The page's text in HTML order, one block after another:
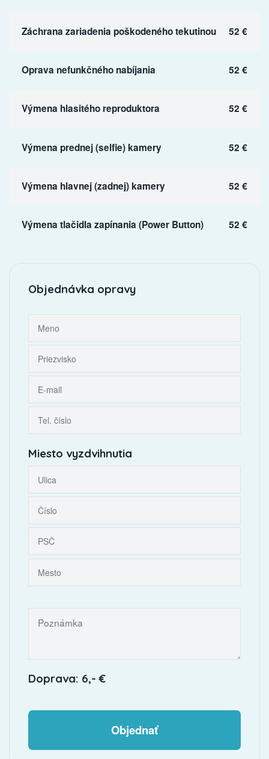
Záchrana zariadenia poškodeného tekutinou 52 €
Oprava nefunkčného nabíjania 52 €
Výmena hlasitého reproduktora 52 €
Výmena prednej (selfie) kamery 52 €
Výmena hlavnej (zadnej) kamery 52 €
Výmena tlačidla zapínania (Power Button) 52 €
Objednávka opravy
Miesto vyzdvihnutia
Doprava: 6,- €
Objednať